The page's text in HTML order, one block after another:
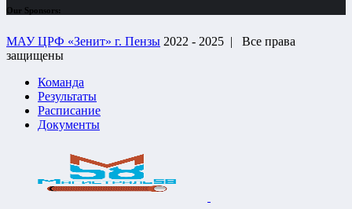
Our Sponsors:
МАУ ЦРФ «Зенит» г. Пензы 2022 - 2025 | Все права
защищены
Команда
Результаты
Расписание
Документы